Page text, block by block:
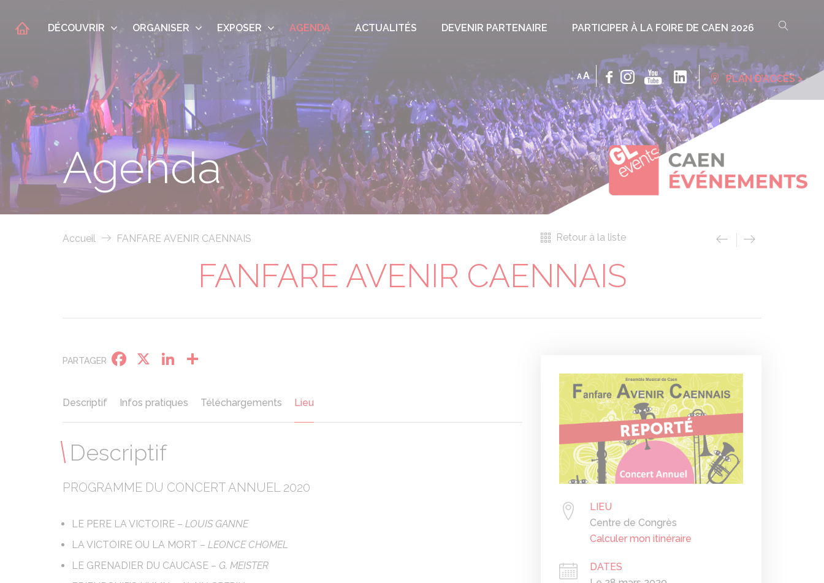
DÉCOUVRIR ORGANISER EXPOSER AGENDA ACTUALITÉS DEVENIR PARTENAIRE PARTICIPER À LA FOIRE DE CAEN 2026
ADECREASE
FONT
SIZE.
AINCREASE
FONT
SIZE.
PLAN D’ACCÈS ›
Agenda
Accueil FANFARE AVENIR CAENNAIS Retour à la liste
FANFARE AVENIR CAENNAIS
PARTAGER Facebook
X LinkedIn
Descriptif Infos pratiques Téléchargements Lieu
Descriptif
PROGRAMME DU CONCERT ANNUEL 2020
LE PERE LA VICTOIRE – LOUIS GANNE
LA VICTOIRE OU LA MORT – LEONCE CHOMEL
LE GRENADIER DU CAUCASE – G. MEISTER
LIEU
Centre de Congrès
Calculer mon itinéraire
DATES